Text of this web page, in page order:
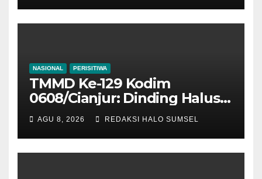
Mekarmukti Kini Punya
Sumber Pangan Mandiri
NASIONAL PERISITIWA
TMMD Ke-129 Kodim
0608/Cianjur: Dinding Halus
Dan Pagar Kokoh, Harapan
Bapak Burhanudin Semakin
Sempurna
AGU 8, 2026 REDAKSI HALO SUMSEL